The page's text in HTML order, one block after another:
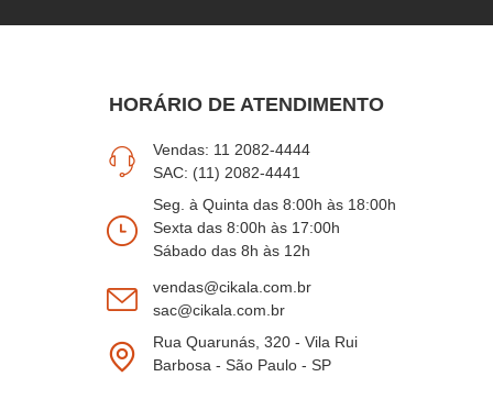
HORÁRIO DE ATENDIMENTO
Vendas: 11 2082-4444
SAC: (11) 2082-4441
Seg. à Quinta das 8:00h às 18:00h
Sexta das 8:00h às 17:00h
Sábado das 8h às 12h
vendas@cikala.com.br
sac@cikala.com.br
Rua Quarunás, 320 - Vila Rui
Barbosa - São Paulo - SP